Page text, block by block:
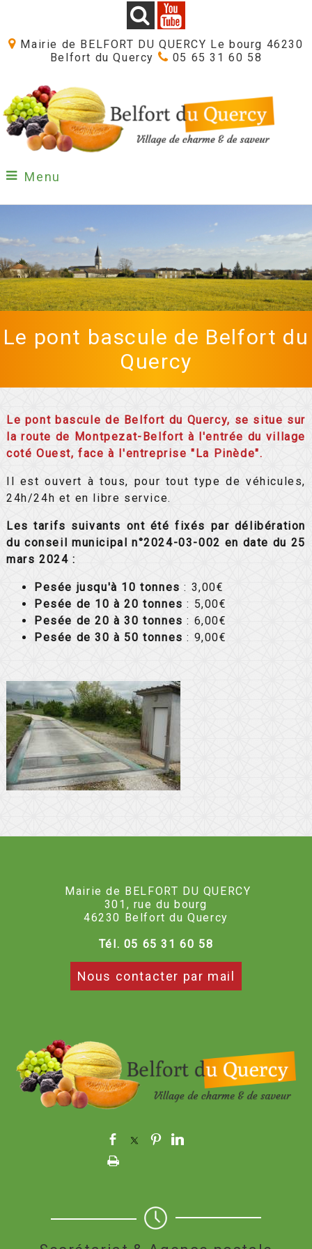
Mairie de BELFORT DU QUERCY Le bourg 46230
Belfort du Quercy
05 65 31 60 58
Menu
Le pont bascule de Belfort du
Quercy
Le pont bascule de Belfort du Quercy, se situe sur
la route de Montpezat-Belfort à l'entrée du village
coté Ouest, face à l'entreprise "La Pinède".
Il est ouvert à tous, pour tout type de véhicules,
24h/24h et en libre service.
Les tarifs suivants ont été fixés par délibération
du conseil municipal n°2024-03-002 en date du 25
mars 2024 :
Pesée jusqu'à 10 tonnes : 3,00€
Pesée de 10 à 20 tonnes : 5,00€
Pesée de 20 à 30 tonnes : 6,00€
Pesée de 30 à 50 tonnes : 9,00€
Mairie de BELFORT DU QUERCY
301, rue du bourg
46230 Belfort du Quercy
Tél. 05 65 31 60 58
Nous contacter par mail